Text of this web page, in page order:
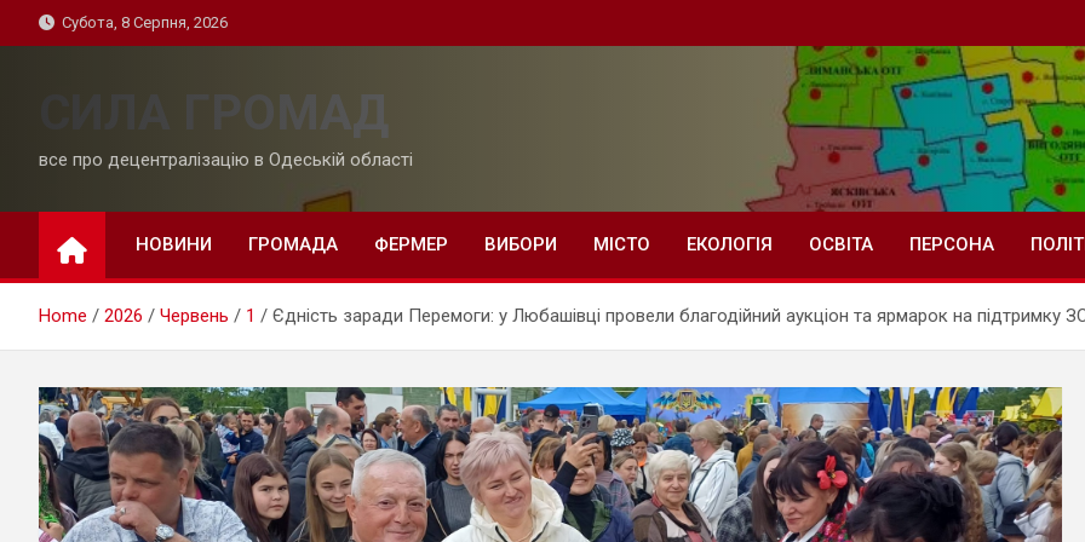
to
Субота, 8 Серпня, 2026
СИЛА ГРОМАД
все про децентралізацію в Одеській області
НОВИНИ ГРОМАДА ФЕРМЕР ВИБОРИ МІСТО ЕКОЛОГІЯ ОСВІТА ПЕРСОНА
Home 2026 Червень 1 Єдність заради Перемоги: у Любашівці провели благодійний аукціон та ярмарок на підтримку